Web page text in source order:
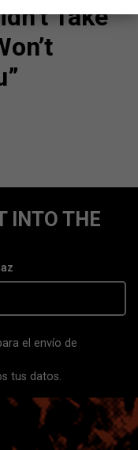
Take
INTO THE
el envío de
tus datos.